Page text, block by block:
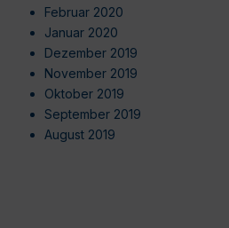
Februar 2020
Januar 2020
Dezember 2019
November 2019
Oktober 2019
September 2019
August 2019